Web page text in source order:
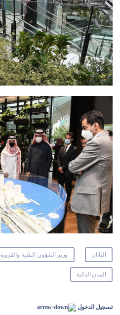
اليابان وزير الشؤون البلدية والقروية
المدن الذكية
تسجيل الدخول